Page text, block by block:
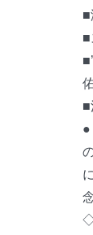
■
■
■
●
◇